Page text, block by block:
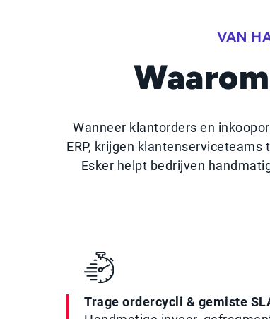
VAN
Wanneer klantorders en
ERP, krijgen
Esker helpt bedrijven
Trage ordercycli & gemiste